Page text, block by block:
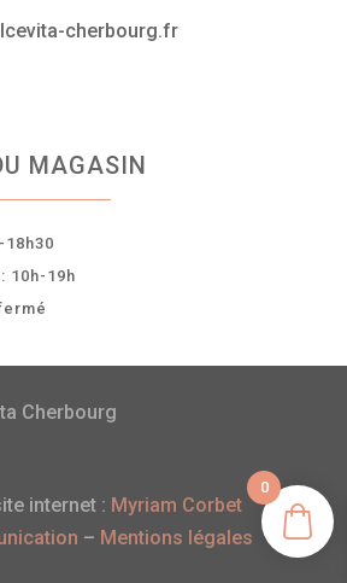
cherbourg.fr
MAGASIN
10h-19h
Cherbourg
internet : Myriam Corbet
– Mentions légales
0